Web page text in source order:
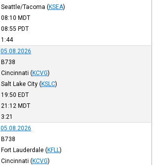
Seattle/Tacoma (KSEA)
08:10 MDT
08:55 PDT
1:44
05.08.2026
B738
Cincinnati (KCVG)
Salt Lake City (KSLC)
19:50 EDT
21:12 MDT
3:21
05.08.2026
B738
Fort Lauderdale (KFLL )
Cincinnati (KCVG)